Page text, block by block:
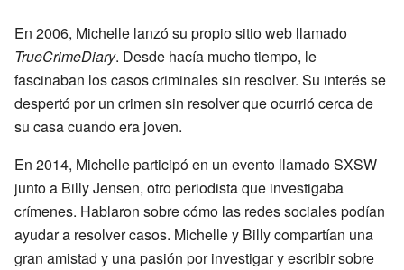
En 2006, Michelle lanzó su propio sitio web llamado
TrueCrimeDiary. Desde hacía mucho tiempo, le
fascinaban los casos criminales sin resolver. Su interés se
despertó por un crimen sin resolver que ocurrió cerca de
su casa cuando era joven.
En 2014, Michelle participó en un evento llamado SXSW
junto a Billy Jensen, otro periodista que investigaba
crímenes. Hablaron sobre cómo las redes sociales podían
ayudar a resolver casos. Michelle y Billy compartían una
gran amistad y una pasión por investigar y escribir sobre